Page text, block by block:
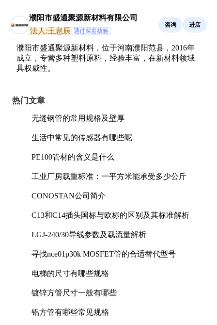
濮阳市盛通聚源新材料有限公司
法人:王息辰 通过深度核验
咨询 进店
濮阳市盛通聚源新材料，位于河南濮阳范县，2016年
成立，专营多种塑料原料，经验丰富，在新材料领域
具权威性。
热门文章
无缝钢管的常用规格及壁厚
生活中常见的传感器有哪些呢
PE100管材的含义是什么
工业厂房载重标准：一平方米能承受多少公斤
CONOSTAN公司简介
C13和C14插头国标与欧标的区别及其标准解析
LGJ-240/30导线参数及载流量解析
寻找nce01p30k MOSFET管的合适替代型号
电梯的尺寸有哪些规格
镀锌方管尺寸一般有哪些
铝方管有哪些常见规格